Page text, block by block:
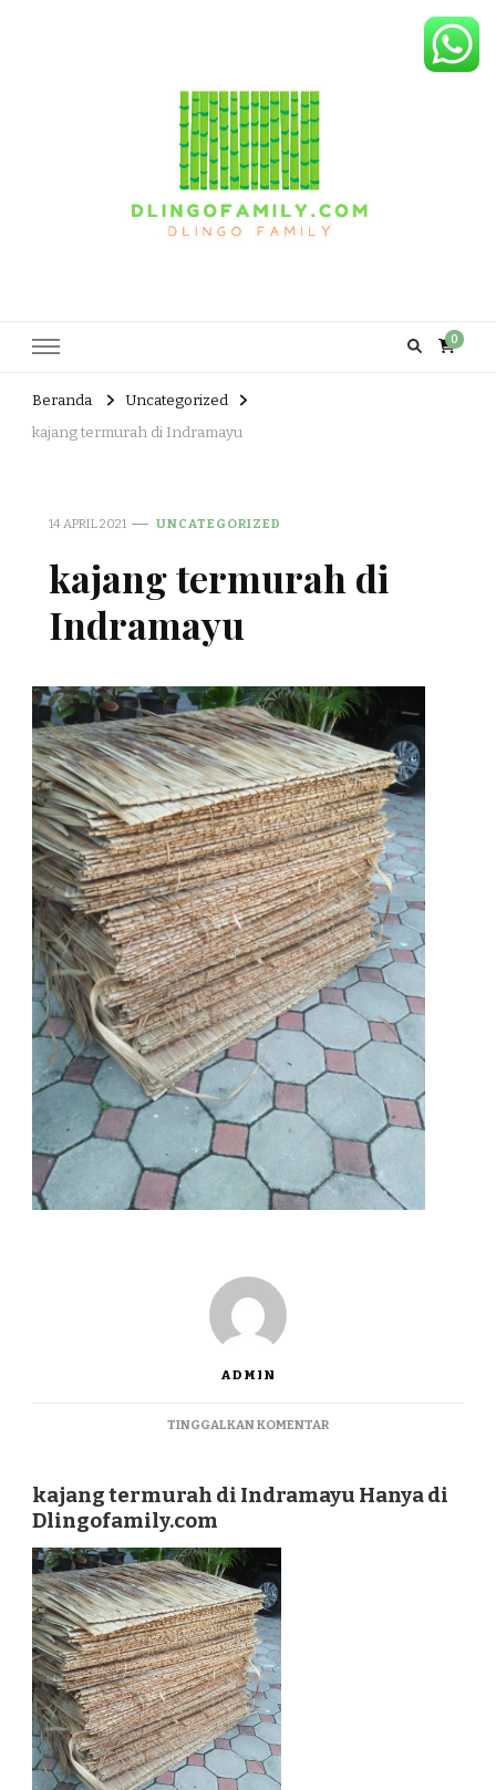
0
Beranda
Uncategorized
kajang termurah di Indramayu
14 APRIL 2021 UNCATEGORIZED
kajang termurah di
Indramayu
ADMIN
TINGGALKAN KOMENTARPADA
INDRAMAYU
kajang termurah di Indramayu Hanya di
Dlingofamily.com